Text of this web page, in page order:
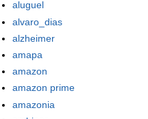
aluguel
alvaro_dias
alzheimer
amapa
amazon
amazon prime
amazonia